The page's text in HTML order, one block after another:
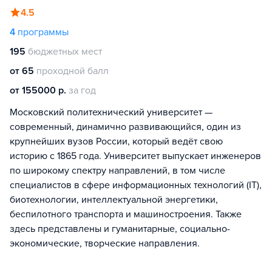
4.5
4 программы
195 бюджетных мест
от 65 проходной балл
от 155000 р. за год
Московский политехнический университет —
современный, динамично развивающийся, один из
крупнейших вузов России, который ведёт свою
историю с 1865 года. Университет выпускает инженеров
по широкому спектру направлений, в том числе
специалистов в сфере информационных технологий (IT),
биотехнологии, интеллектуальной энергетики,
беспилотного транспорта и машиностроения. Также
здесь представлены и гуманитарные, социально-
экономические, творческие направления.